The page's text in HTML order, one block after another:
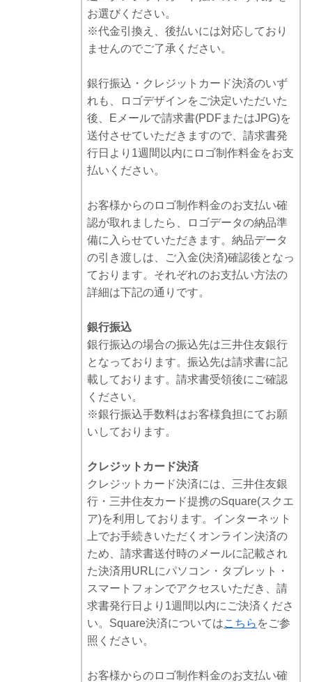
お選びください。
※代金引換え、後払いには対応しており
ませんのでご了承ください。
銀行振込・クレジットカード決済のいず
れも、ロゴデザインをご決定いただいた
後、Eメールで請求書(PDFまたはJPG)を
送付させていただきますので、請求書発
行日より1週間以内にロゴ制作料金をお支
払いください。
お客様からのロゴ制作料金のお支払い確
認が取れましたら、ロゴデータの納品準
備に入らせていただきます。納品データ
の引き渡しは、ご入金(決済)確認後となっ
ております。それぞれのお支払い方法の
詳細は下記の通りです。
銀行振込
銀行振込の場合の振込先は三井住友銀行
となっております。振込先は請求書に記
載しております。請求書受領後にご確認
ください。
※銀行振込手数料はお客様負担にてお願
いしております。
クレジットカード決済
クレジットカード決済には、三井住友銀
行・三井住友カード提携のSquare(スクエ
ア)を利用しております。インターネット
上でお手続きいただくオンライン決済の
ため、請求書送付時のメールに記載され
た決済用URLにパソコン・タブレット・
スマートフォンでアクセスいただき、請
求書発行日より1週間以内にご決済くださ
い。Square決済についてはこちら をご参
照ください。
お客様からのロゴ制作料金のお支払い確